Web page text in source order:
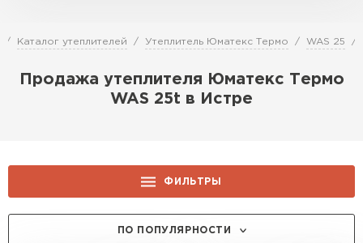
Каталог утеплителей Утеплитель Юматекс Термо WAS 25
Продажа утеплителя Юматекс Термо
WAS 25t в Истре
ФИЛЬТРЫ
ПО ПОПУЛЯРНОСТИ
Перейти в каталог
Утеплитель Ветонит
Утеплитель Rockwool